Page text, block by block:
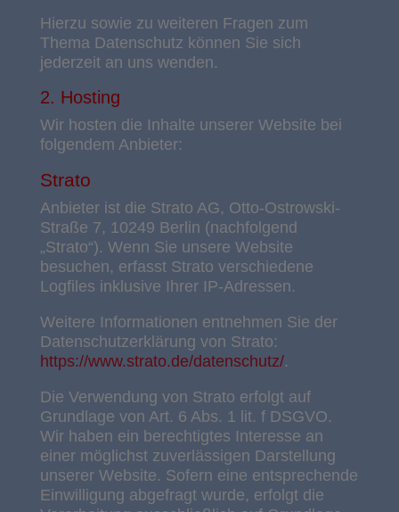
Hierzu sowie zu weiteren Fragen zum
Thema Datenschutz können Sie sich
jederzeit an uns wenden.
2. Hosting
Wir hosten die Inhalte unserer Website bei
folgendem Anbieter:
Strato
Anbieter ist die Strato AG, Otto-Ostrowski-
Straße 7, 10249 Berlin (nachfolgend
„Strato“). Wenn Sie unsere Website
besuchen, erfasst Strato verschiedene
Logfiles inklusive Ihrer IP-Adressen.
Weitere Informationen entnehmen Sie der
Datenschutzerklärung von Strato:
https://www.strato.de/datenschutz/.
Die Verwendung von Strato erfolgt auf
Grundlage von Art. 6 Abs. 1 lit. f DSGVO.
Wir haben ein berechtigtes Interesse an
einer möglichst zuverlässigen Darstellung
unserer Website. Sofern eine entsprechende
Einwilligung abgefragt wurde, erfolgt die